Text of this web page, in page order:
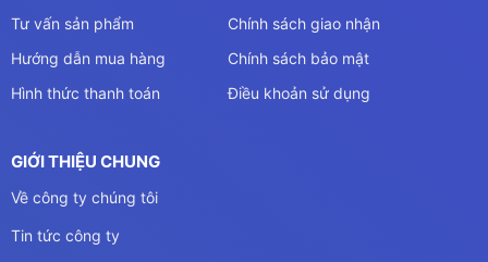
Tư vấn sản phẩm
Hướng dẫn mua hàng
Hình thức thanh toán
Chính sách giao nhận
Chính sách bảo mật
Điều khoản sử dụng
GIỚI THIỆU CHUNG
Về công ty chúng tôi
Tin tức công ty